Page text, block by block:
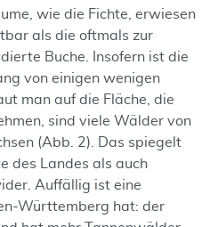
wie die Fichte, erwiesen
als die oftmals zur
Buche. Insofern ist die
von einigen wenigen
man auf die Fläche, die
sind viele Wälder von
(Abb. 2). Das spiegelt
des Landes als auch
Auffällig ist eine
Württemberg hat: der